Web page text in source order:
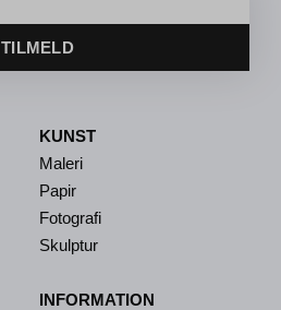
TILMELD
KUNST
Maleri
Papir
Fotografi
Skulptur
INFORMATION